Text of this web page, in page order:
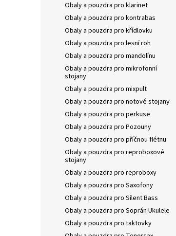
Obaly a pouzdra pro klarinet
Obaly a pouzdra pro kontrabas
Obaly a pouzdra pro křídlovku
Obaly a pouzdra pro lesní roh
Obaly a pouzdra pro mandolínu
Obaly a pouzdra pro mikrofonní
stojany
Obaly a pouzdra pro mixpult
Obaly a pouzdra pro notové stojany
Obaly a pouzdra pro perkuse
Obaly a pouzdra pro Pozouny
Obaly a pouzdra pro příčnou flétnu
Obaly a pouzdra pro reproboxové
stojany
Obaly a pouzdra pro reproboxy
Obaly a pouzdra pro Saxofony
Obaly a pouzdra pro Silent Bass
Obaly a pouzdra pro Soprán Ukulele
Obaly a pouzdra pro taktovky